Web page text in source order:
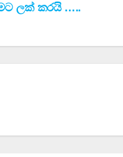
ලක් කරයි …..